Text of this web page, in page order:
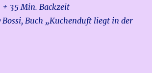
35 Min. Backzeit
Buch „Kuchenduft liegt in der